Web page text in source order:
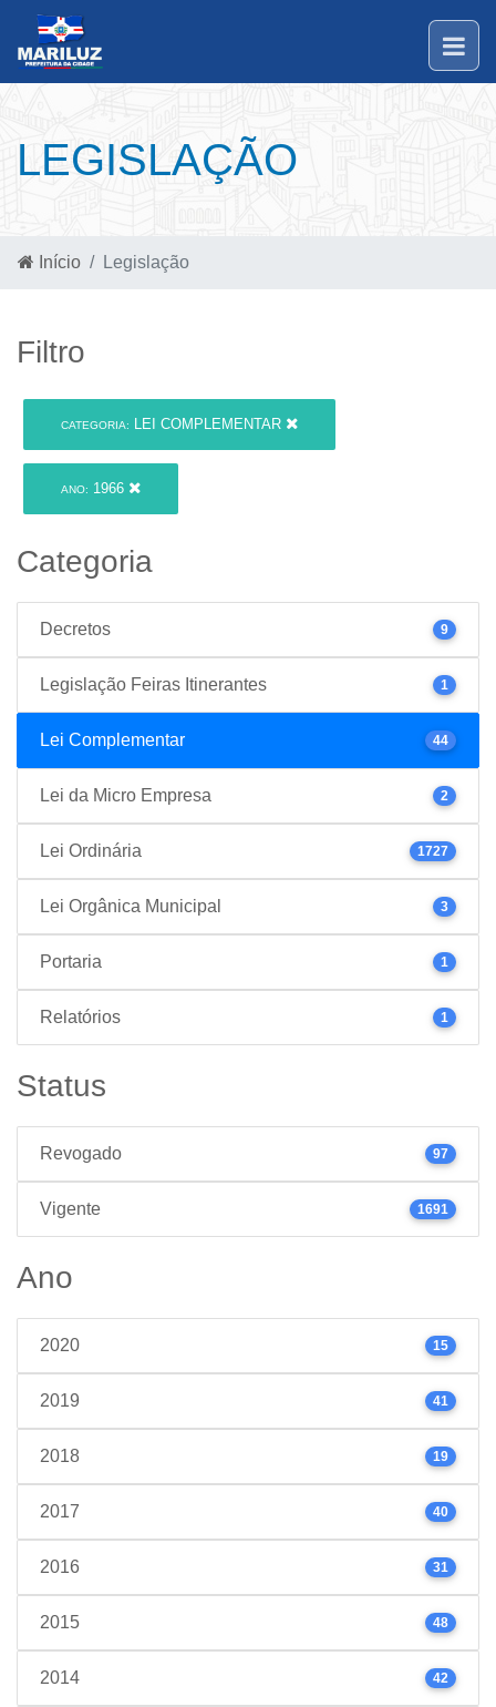
LEGISLAÇÃO
Início Legislação
Filtro
CATEGORIA: LEI COMPLEMENTAR
ANO: 1966
Categoria
Decretos 9
Legislação Feiras Itinerantes 1
Lei Complementar 44
Lei da Micro Empresa 2
Lei Ordinária 1727
Lei Orgânica Municipal 3
Portaria 1
Relatórios 1
Status
Revogado 97
Vigente 1691
Ano
2020 15
2019 41
2018 19
2017 40
2016 31
2015 48
2014 42